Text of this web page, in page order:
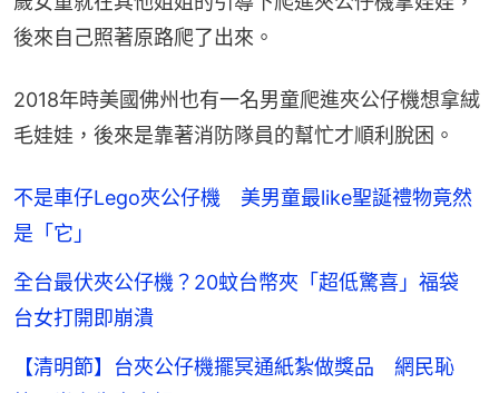
後來自己照著原路爬了出來。
2018年時美國佛州也有一名男童爬進夾公仔機想拿絨
毛娃娃，後來是靠著消防隊員的幫忙才順利脫困。
不是車仔Lego夾公仔機 美男童最like聖誕禮物竟然
是「它」
全台最伏夾公仔機？20蚊台幣夾「超低驚喜」福袋
台女打開即崩潰
【清明節】台夾公仔機擺冥通紙紮做獎品 網民恥